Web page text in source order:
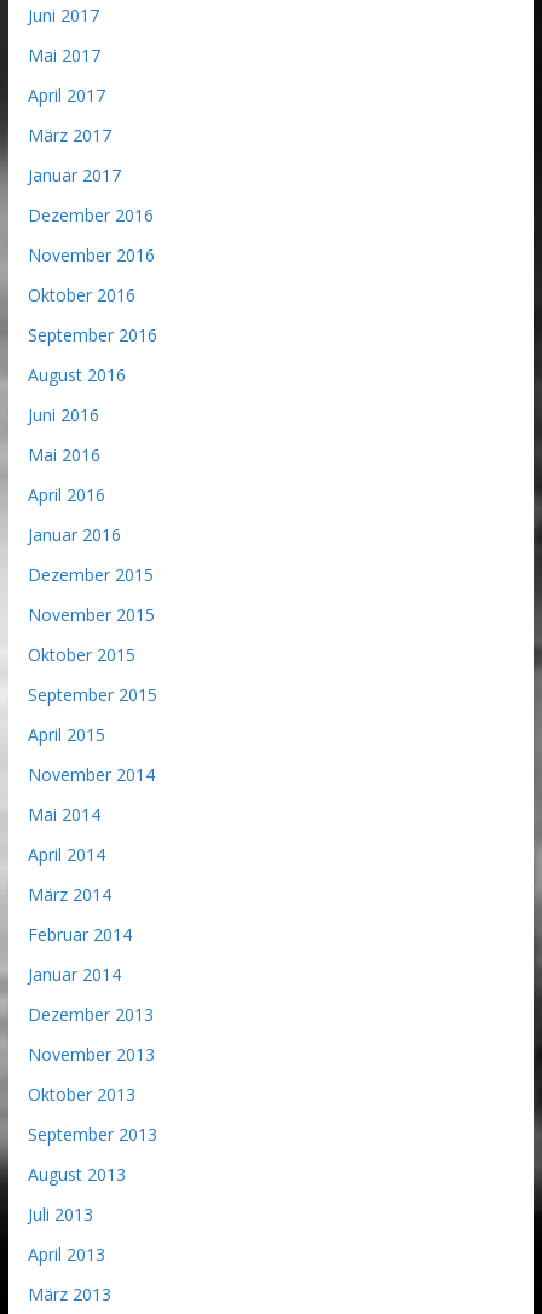
Juni 2017
Mai 2017
April 2017
März 2017
Januar 2017
Dezember 2016
November 2016
Oktober 2016
September 2016
August 2016
Juni 2016
Mai 2016
April 2016
Januar 2016
Dezember 2015
November 2015
Oktober 2015
September 2015
April 2015
November 2014
Mai 2014
April 2014
März 2014
Februar 2014
Januar 2014
Dezember 2013
November 2013
Oktober 2013
September 2013
August 2013
Juli 2013
April 2013
März 2013